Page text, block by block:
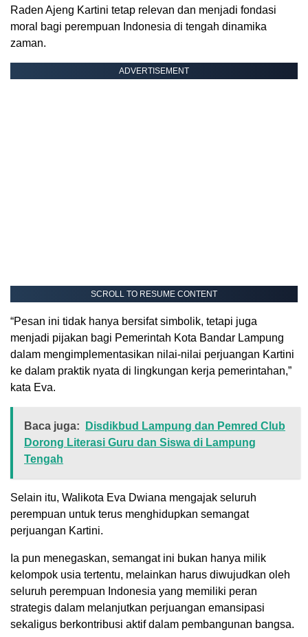
Raden Ajeng Kartini tetap relevan dan menjadi fondasi
moral bagi perempuan Indonesia di tengah dinamika
zaman.
ADVERTISEMENT
SCROLL TO RESUME CONTENT
“Pesan ini tidak hanya bersifat simbolik, tetapi juga
menjadi pijakan bagi Pemerintah Kota Bandar Lampung
dalam mengimplementasikan nilai-nilai perjuangan Kartini
ke dalam praktik nyata di lingkungan kerja pemerintahan,”
kata Eva.
Baca juga:
Disdikbud Lampung dan Pemred Club
Dorong Literasi Guru dan Siswa di Lampung
Tengah
Selain itu, Walikota Eva Dwiana mengajak seluruh
perempuan untuk terus menghidupkan semangat
perjuangan Kartini.
Ia pun menegaskan, semangat ini bukan hanya milik
kelompok usia tertentu, melainkan harus diwujudkan oleh
seluruh perempuan Indonesia yang memiliki peran
strategis dalam melanjutkan perjuangan emansipasi
sekaligus berkontribusi aktif dalam pembangunan bangsa.